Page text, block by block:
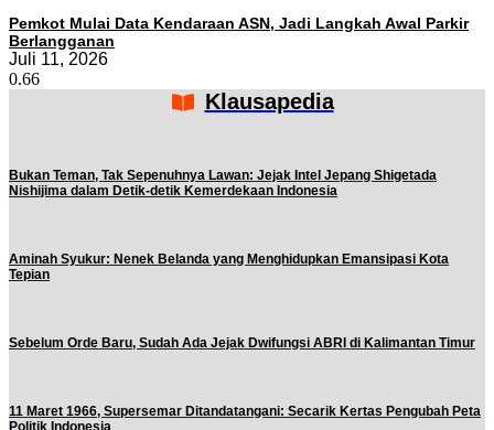
Pemkot Mulai Data Kendaraan ASN, Jadi Langkah Awal Parkir
Berlangganan
Juli 11, 2026
Klausapedia
Bukan Teman, Tak Sepenuhnya Lawan: Jejak Intel Jepang Shigetada
Nishijima dalam Detik-detik Kemerdekaan Indonesia
Aminah Syukur: Nenek Belanda yang Menghidupkan Emansipasi Kota
Tepian
Sebelum Orde Baru, Sudah Ada Jejak Dwifungsi ABRI di Kalimantan Timur
11 Maret 1966, Supersemar Ditandatangani: Secarik Kertas Pengubah Peta
Politik Indonesia